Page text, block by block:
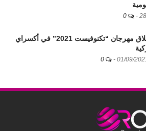
-
انطلاق مهرجان “تكنوفيست 2021” في أكسراي
-